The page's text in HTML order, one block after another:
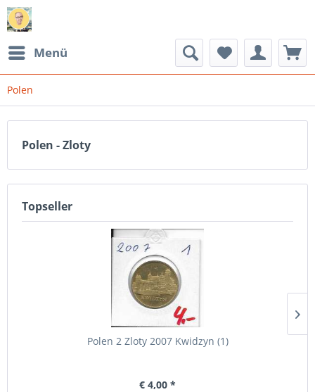
Menü
Polen
Polen - Zloty
Topseller
Polen 2 Zloty 2007 Kwidzyn (1)
€ 4,00 *